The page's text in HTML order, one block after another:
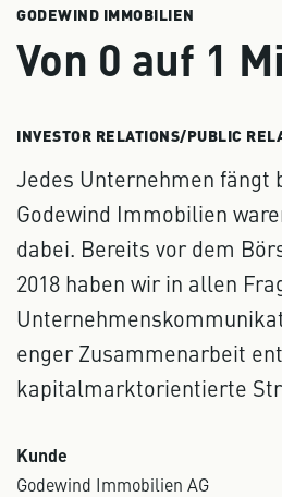
GODEWIND IMMOBILIEN
Von 0 auf 1
INVESTOR RELATIONS/PUBLIC
Jedes Unternehmen fängt
Godewind Immobilien
dabei. Bereits vor dem
2018 haben wir in allen
enger Zusammenarbeit
kapitalmarktorientierte
Kunde
Godewind Immobilien AG